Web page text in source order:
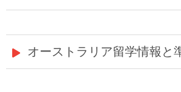
オーストラリア留学情報と